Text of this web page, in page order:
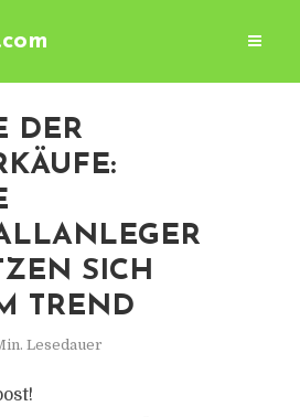
DER
SICH
TREND
Lesedauer